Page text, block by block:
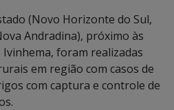
(Novo Horizonte do Sul,
Andradina), próximo às
foram realizadas
em região com casos de
com captura e controle de